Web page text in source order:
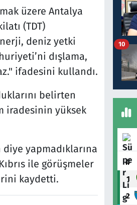
üzere Antalya
(TDT)
deniz yetki
dışlama,
ifadesini kullandı.
belirten
iradesinin yüksek
yapmadıklarına
ile görüşmeler
kaydetti.
10
#
1
2